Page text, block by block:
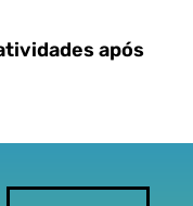
após